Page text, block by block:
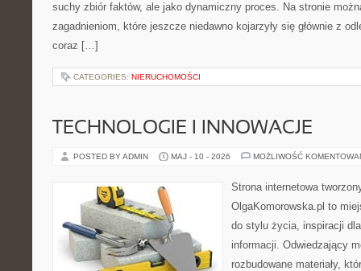
suchy zbiór faktów, ale jako dynamiczny proces. Na stronie
zagadnieniom, które jeszcze niedawno kojarzyły się głównie z
coraz […]
CATEGORIES: NIERUCHOMOŚCI
TECHNOLOGIE I INNOWACJE
POSTED BY ADMIN MAJ - 10 - 2026 MOŻLIWOŚĆ
Strona internetowa
OlgaKomorowska.pl to
do stylu życia, inspiracji
informacji. Odwiedzający
rozbudowane materiały,